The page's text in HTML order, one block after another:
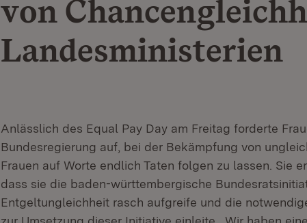
von
Landesministerien
Anlässlich des Equal Pay Day am Freitag forderte
Bundesregierung auf, bei der Bekämpfung von
Frauen auf Worte endlich Taten folgen zu lassen. Sie
dass sie die baden-württembergische
Entgeltungleichheit rasch aufgreife und die